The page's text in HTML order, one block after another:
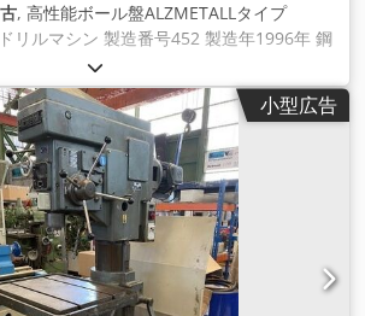
, 高性能ボール盤ALZMETALLタイプ
リルマシン 製造番号452 製造年1996年 鋼
60 25 mm Dkjdeikrtqjpfx Afvjr 鋳鉄の穴あ
スピンドル入数 SK 40 - M16 スロート
ライドストローク 500 mm 主軸端から
185 - 685 mm テーブルサイズ 490 x 400
- 500 rpm.無段階 ドリルスライド送り 20 -
速 ドリルスライド早送り4.5m/min. モー
kW 早送りモーター出力 0.75 kW ドリルス
転数 1000 rpm) 主電源 400ボルト、50 Hz
変換器により無段階に調整可能 - ドリル
数変換器により無段階に調整可能 - セット
小型広告